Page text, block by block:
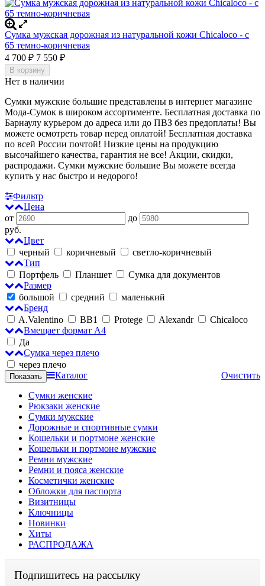
Сумка мужская дорожная из натуральной кожи Chicaloco - c
65 темно-коричневая
4 700 ₽ 7 550 ₽
В корзину
Нет в наличии
Сумки мужские большие представлены в интернет магазине
Мода-Сумок в широком ассортименте. Бесплатная доставка по
Барнаулу курьером до адреса или до ПВЗ без предоплаты! Вы
можете осмотреть товар перед оплатой! Бесплатная доставка
по всей России почтой! Низкие цены на продукцию
высочайшего качества, гарантия не все! Акции, скидки,
распродажи. Сумки мужские большие Вы можете всегда
купить у нас быстро и недорого!
Фильтр
Цена
от
до
руб.
Цвет
черный
коричневый
светло-коричневый
Тип
Портфель
Планшет
Сумка для документов
Размер
большой
средний
маленький
Бренд
A.Valentino
BB1 Protege Alexandr
Chicaloco
Вмещает формат А4
Да
Сумка через плечо
через плечо
Очистить
Каталог
Сумки женские
Рюкзаки женские
Сумки мужские
Дорожные и спортивные сумки
Кошельки и портмоне женские
Кошельки и портмоне мужские
Ремни мужские
Ремни и пояса женские
Косметички женские
Обложки для паспорта
Визитницы
Ключницы
Новинки
Хиты
РАСПРОДАЖА
Подпишитесь на рассылку